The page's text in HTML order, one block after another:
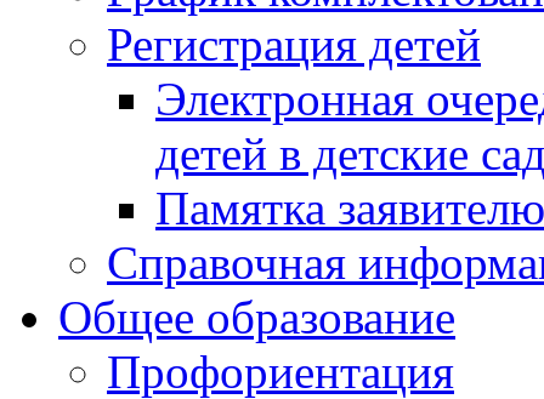
Регистрация детей
Электронная
детей в детские
Памятка заявителю
Справочная
Общее образование
Профориентация